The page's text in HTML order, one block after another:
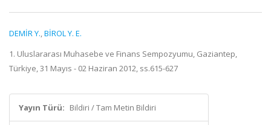
DEMİR Y.,BİROL Y. E.
1. Uluslararası Muhasebe ve Finans Sempozyumu, Gaziantep,
Türkiye, 31 Mayıs - 02 Haziran 2012, ss.615-627
Yayın Türü: Bildiri / Tam Metin Bildiri